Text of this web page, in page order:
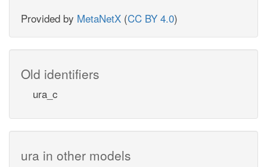
Provided by MetaNetX (CC BY 4.0)
Old identifiers
ura_c
ura in other models